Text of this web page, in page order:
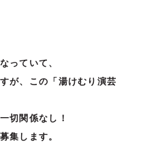
っていて、
が、この「湯けむり演芸
切関係なし！
集します。